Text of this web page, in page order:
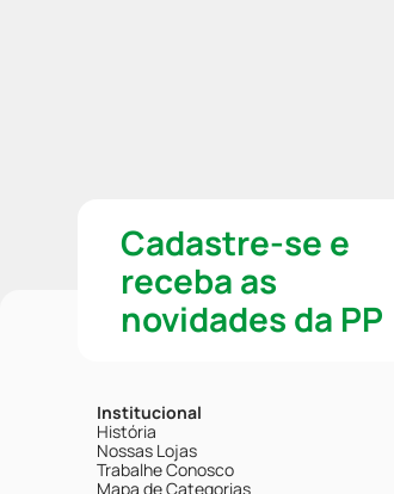
Cadastre-se e
receba as
novidades da PP
Institucional
História
Nossas Lojas
Trabalhe Conosco
Mapa de Categorias